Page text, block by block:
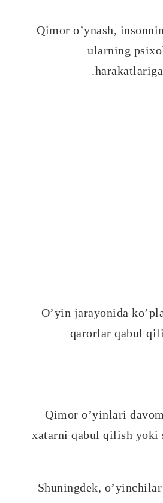
Qimor o’ynash,
ularning
O’yin jarayonida
qarorlar qabul
Qimor o’yinlari
xatarni qabul qilish yoki
Shuningdek,